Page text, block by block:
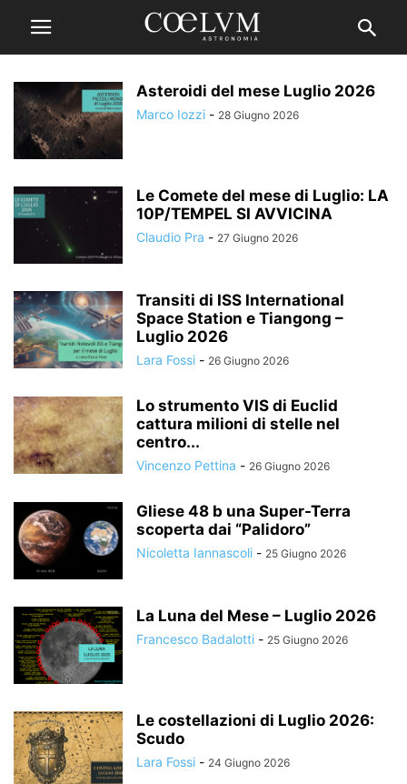
Asteroidi del mese Luglio 2026
Marco Iozzi - 28 Giugno 2026
Le Comete del mese di Luglio: LA
10P/TEMPEL SI AVVICINA
Claudio Pra - 27 Giugno 2026
Transiti di ISS International
Space Station e Tiangong –
Luglio 2026
Lara Fossi - 26 Giugno 2026
Lo strumento VIS di Euclid
cattura milioni di stelle nel
centro...
Vincenzo Pettina - 26 Giugno 2026
Gliese 48 b una Super-Terra
scoperta dai “Palidoro”
Nicoletta Iannascoli - 25 Giugno 2026
La Luna del Mese – Luglio 2026
Francesco Badalotti - 25 Giugno 2026
Le costellazioni di Luglio 2026:
Scudo
Lara Fossi - 24 Giugno 2026